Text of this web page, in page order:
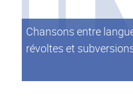
Chansons entre
révoltes et